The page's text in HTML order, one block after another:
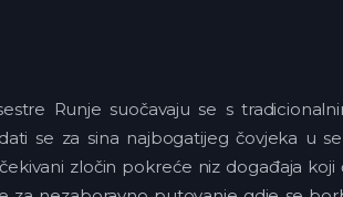
Runje suočavaju se s
se za sina najbogatijeg čovjeka u
zločin pokreće niz događaja koji